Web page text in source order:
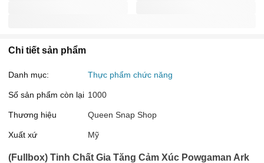
Chi tiết sản phẩm
Danh mục: Thực phẩm chức năng
Số sản phẩm còn lại 1000
Thương hiệu Queen Snap Shop
Xuất xứ Mỹ
(Fullbox) Tinh Chất Gia Tăng Cảm Xúc Powgaman Ark